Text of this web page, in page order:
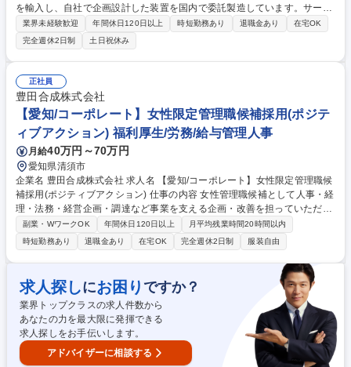
を輸入し、自社で企画設計した装置を国内で委託製造しています。サービ
ス技術者として、工場での出荷前検査立ち合い、客先での設置、点検、修
理を中心とした作業をお願いします。 ■担当製品：半導体製造装置、電子
部品向けの製造装置（成膜装置、微細加工装置）を担当して頂く予定で
す。 ■顧客：国内外の半導体・電子部品メーカーや官民の研究機関など向
けに販売、技術サービスを提供しています。 ■研修：安全教育や製品知識
教育の後、装置メーカーにてトレーニングを受けていただきます。また経
験に応じて、先輩社員と同行して、OJTにて技術サービス業務の経験をし
て頂きます。 募集職種 【名古屋】半導体製造装置等サービス技術者 プラ
イム上場/残業少・時差出勤
業界未経験歓迎 年間休日120日以上 時短勤務あり 退職金あり
在宅OK
完全週休2日制
土日祝休み
正社員
豊田合成株式会社
【愛知/コーポレート】女性限定管理職候補採用(ポジテ
ィブアクション) 福利厚生/労務/給与管理人事
月給40万円～70万円
愛知県清須市
企業名 豊田合成株式会社 求人名 【愛知/コーポレート】女性限定管理職候
補採用(ポジティブアクション) 仕事の内容 女性管理職候補として人事・経
理・法務・経営企画・調達など事業を支える企画・改善を担っていただき
ます。将来の組織運営を目指すポジションとして、経験を活かして職場変
革にも取り組みます。 人事、経理・財務、法務、経営企画、調達、SCM
企画など、経験や適性に応じた本社機能へ配属予定です。制度企画、業務
改善、部門横断プロジェクトの推進を通じて事業運営を支え、ゆくゆくは
組織マネジメントや人材育成を担っていただく期待のあるポジションで
す。また、関係部門を巻き込みながら課題設定から実行、効果検証まで主
体的に進め、将来の管理職として必要な視点、判断力、推進力を磨けま
す。 募集職種 【愛知/コーポレート】女性限定管理職候補採用(ポジティブ
アクション)
副業・WワークOK 年間休日120日以上
月平均残業時間20時間以内
時短勤務あり
退職金あり 在宅OK 完全週休2日制 服装自由
求人探しにお困り ですか？
業界トップクラスの求人件数から
あなたの力を最大限に発揮できる
求人探しをお手伝いします。
アドバイザーに相談する